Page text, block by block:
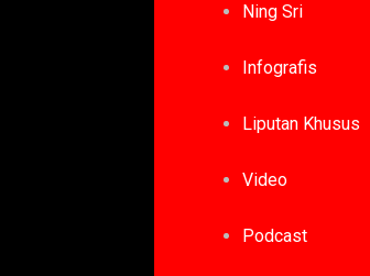
Ning Sri
Infografis
Liputan Khusus
Video
Podcast